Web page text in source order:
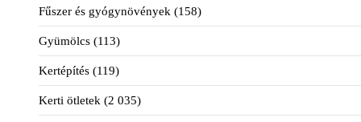
Fűszer és gyógynövények (158)
Gyümölcs (113)
Kertépítés (119)
Kerti ötletek (2 035)